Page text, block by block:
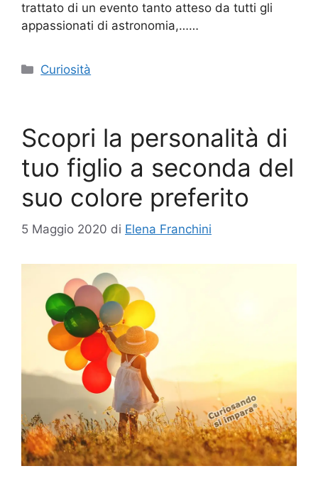
trattato di un evento tanto atteso da tutti gli
appassionati di astronomia,……
Categorie
Curiosità
Scopri la personalità di
tuo figlio a seconda del
suo colore preferito
5 Maggio 2020 di Elena Franchini